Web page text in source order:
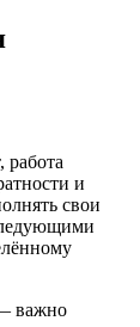
и
свои
важно